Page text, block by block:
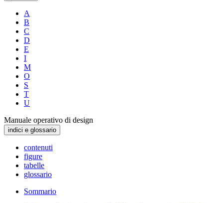
A
B
C
D
E
I
M
O
S
T
U
Manuale operativo di design
indici e glossario
contenuti
figure
tabelle
glossario
Sommario